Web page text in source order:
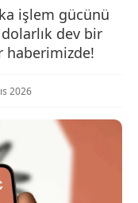
işlem gücünü
dev bir
haberimizde!
2026